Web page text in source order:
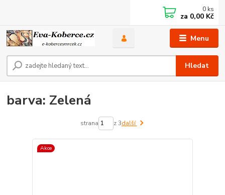
Menu
Hledat
0 ks
za 0,00 Kč
barva: Zelená
strana z 3další
Akce